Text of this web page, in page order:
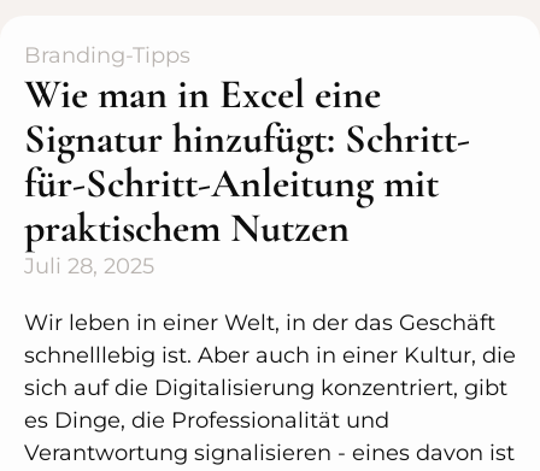
Branding-Tipps
Wie man in Excel eine
Signatur hinzufügt: Schritt-
für-Schritt-Anleitung mit
praktischem Nutzen
Juli 28, 2025
Wir leben in einer Welt, in der das Geschäft
schnelllebig ist. Aber auch in einer Kultur, die
sich auf die Digitalisierung konzentriert, gibt
es Dinge, die Professionalität und
Verantwortung signalisieren - eines davon ist